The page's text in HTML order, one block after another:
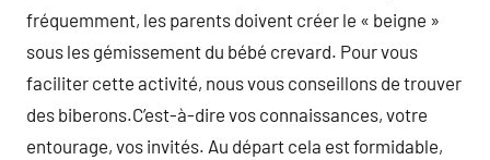
fréquemment, les parents doivent créer le « beigne »
sous les gémissement du bébé crevard. Pour vous
faciliter cette activité, nous vous conseillons de trouver
des biberons.C’est-à-dire vos connaissances, votre
entourage, vos invités. Au départ cela est formidable,